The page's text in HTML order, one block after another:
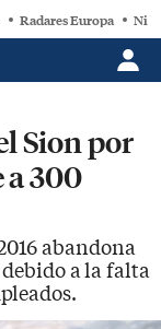
Radares Europa
Sion por
a 300
abandona
a la falta